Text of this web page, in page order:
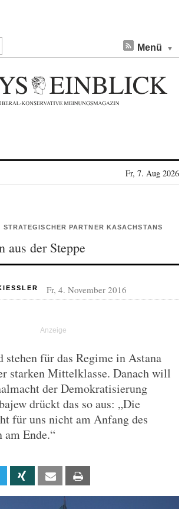
Menü
Fr, 7. Aug 2026
PARTNER KASACHSTANS
aus der Steppe
Fr, 4. November 2016
stehen für das Regime in Astana
starken Mittelklasse. Danach will
der Demokratisierung
drückt das so aus: „Die
für uns nicht am Anfang des
am Ende.“
Linkedin Xing Email